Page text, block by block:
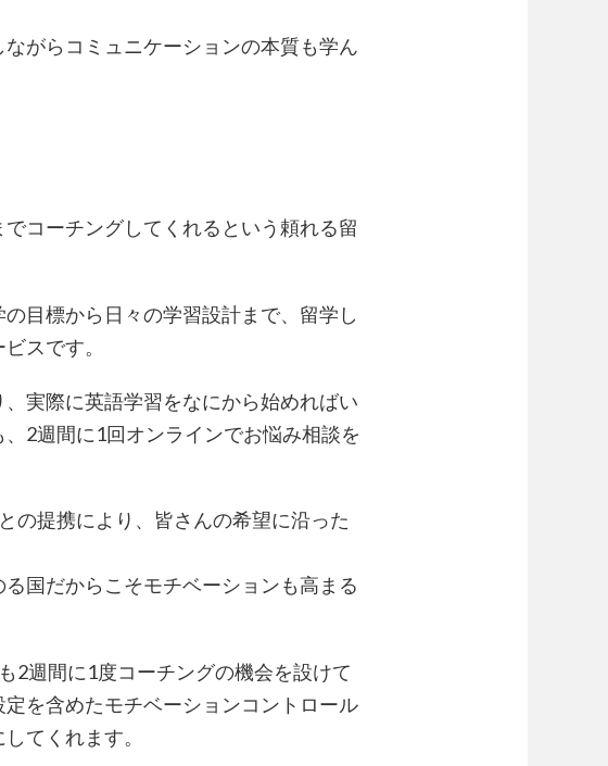
がらコミュニケーションの本質も学ん
コーチングしてくれるという頼れる留
目標から日々の学習設計まで、留学し
スです。
実際に英語学習をなにから始めればい
2週間に1回オンラインでお悩み相談を
の提携により、皆さんの希望に沿った
国だからこそモチベーションも高まる
2週間に1度コーチングの機会を設けて
を含めたモチベーションコントロール
てくれます。